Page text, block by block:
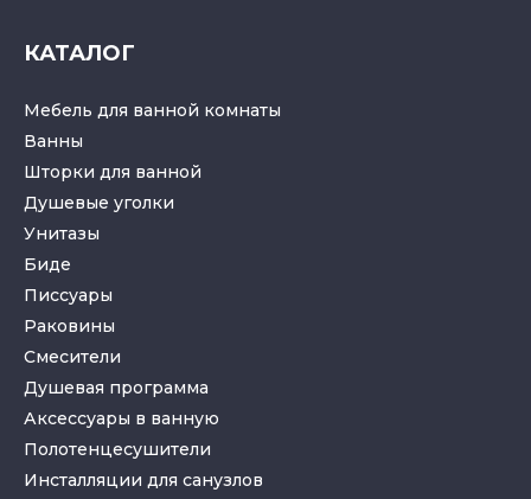
КАТАЛОГ
Мебель для ванной комнаты
Ванны
Шторки для ванной
Душевые уголки
Унитазы
Биде
Писсуары
Раковины
Смесители
Душевая программа
Аксессуары в ванную
Полотенцесушители
Инсталляции для санузлов